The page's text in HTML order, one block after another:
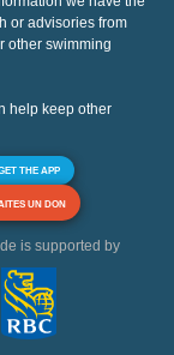
or advisories from
other swimming
help keep other
THE APP
UN DON
is supported by